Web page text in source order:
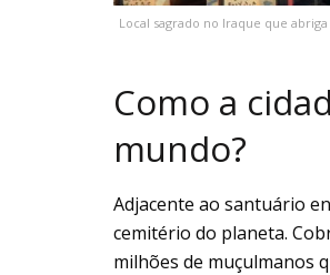
Local sagrado no Iraque que
Como a
mundo?
Adjacente ao santuário
cemitério do planeta.
milhões de muçulmanos